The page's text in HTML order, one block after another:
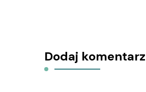
Dodaj komentarz